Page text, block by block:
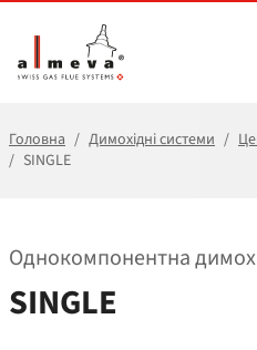
Головна Димохідні системи
SINGLE
Однокомпонентна
SINGLE